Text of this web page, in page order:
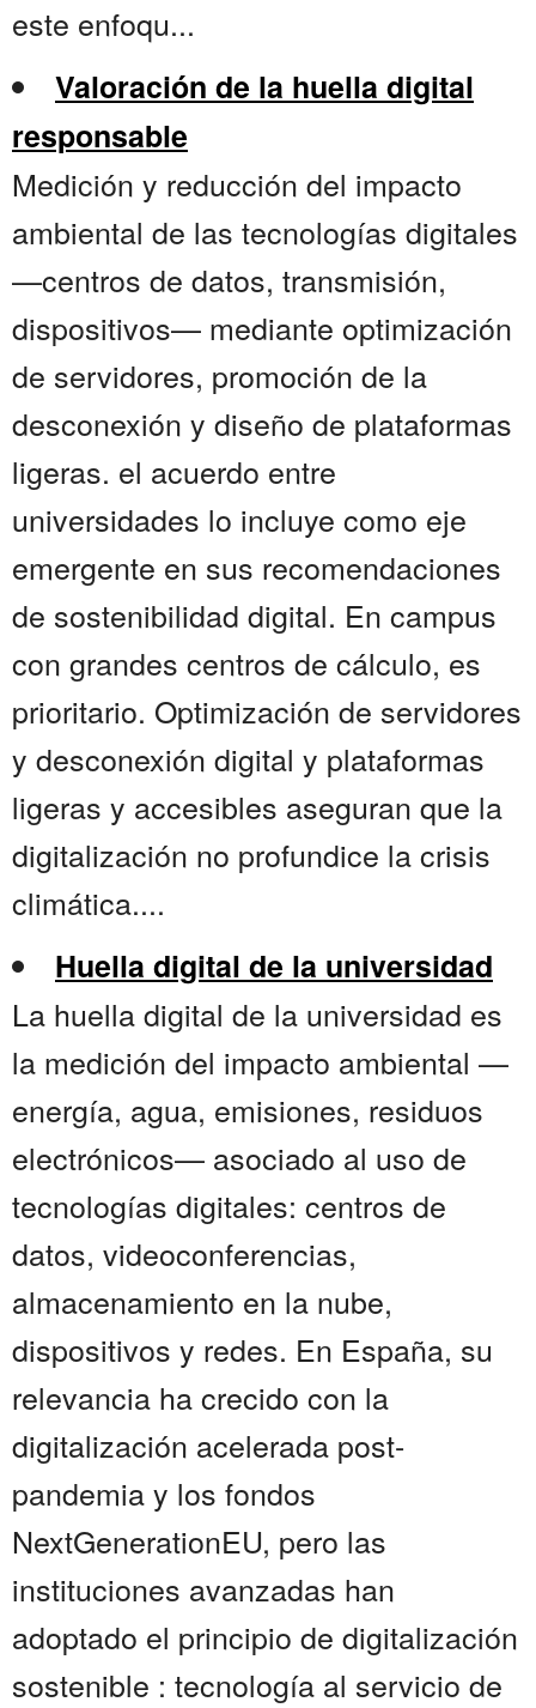
este enfoqu...
Valoración de la huella digital
responsable
Medición y reducción del impacto
ambiental de las tecnologías digitales
—centros de datos, transmisión,
dispositivos— mediante optimización
de servidores, promoción de la
desconexión y diseño de plataformas
ligeras. el acuerdo entre
universidades lo incluye como eje
emergente en sus recomendaciones
de sostenibilidad digital. En campus
con grandes centros de cálculo, es
prioritario. Optimización de servidores
y desconexión digital y plataformas
ligeras y accesibles aseguran que la
digitalización no profundice la crisis
climática....
Huella digital de la universidad
La huella digital de la universidad es
la medición del impacto ambiental —
energía, agua, emisiones, residuos
electrónicos— asociado al uso de
tecnologías digitales: centros de
datos, videoconferencias,
almacenamiento en la nube,
dispositivos y redes. En España, su
relevancia ha crecido con la
digitalización acelerada post-
pandemia y los fondos
NextGenerationEU, pero las
instituciones avanzadas han
adoptado el principio de digitalización
sostenible : tecnología al servicio de